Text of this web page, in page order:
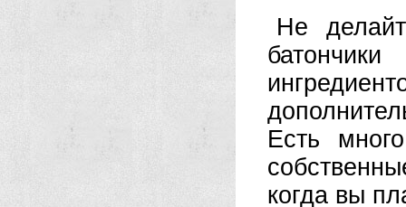
Не
Есть
когда вы